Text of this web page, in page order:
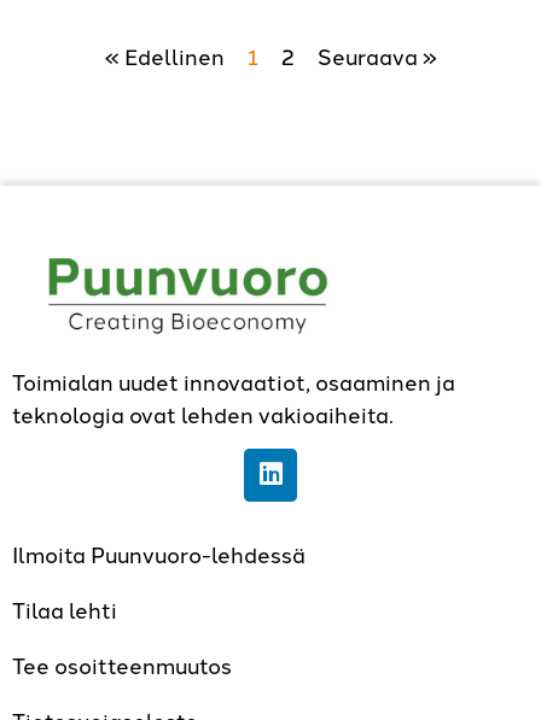
« Edellinen 1 2 Seuraava »
Toimialan uudet innovaatiot, osaaminen ja
teknologia ovat lehden vakioaiheita.
Ilmoita Puunvuoro-lehdessä
Tilaa lehti
Tee osoitteenmuutos